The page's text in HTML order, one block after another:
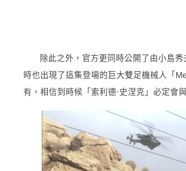
除此之外，官方更同時公開了由小島
時也出現了這集登場的巨大雙足機械人「
有，相信到時候「索利德·史涅克」必定會